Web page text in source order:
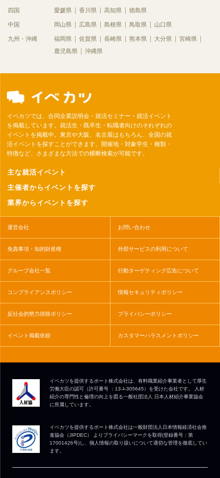
四国 愛媛県 香川県 高知県 徳島県
中国 岡山県 広島県 島根県 鳥取県 山口県
九州・沖縄 福岡県 佐賀県 長崎県 熊本県 大分県
宮崎県
鹿児島県
沖縄県
イベカツでは、合同企業説明会・就活セミナー・就活イベント
を掲載しています。就活生・既卒生・転職者向けのそれぞれの
イベントを掲載中。東京や大阪、名古屋はもちろん、全国の就
活イベントを探すことができます。開催地・対象学生・種類・
特徴など、さまざまな方法での横断検索が可能です。
主な就活イベント
主催者からイベントを探す
業界からイベントを探す
運営会社 お問い合わせ
免責事項・知的財産権 外部サービスの利用について
グループ会社一覧 行動ターゲティング広告について
コンプライアンスポリシー 情報セキュリティポリシー
反社会的勢力排除ポリシー プライバシーポリシー
イベント掲載依頼 カスタマーハラスメントポリシー